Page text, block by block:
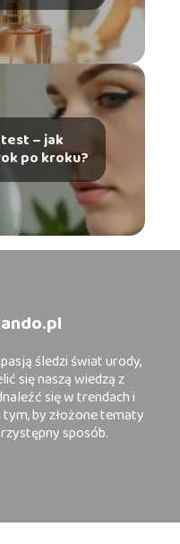
– jak
po kroku?
śledzi świat urody,
się naszą wiedzą z
się w trendach i
tym, by złożone tematy
sposób.